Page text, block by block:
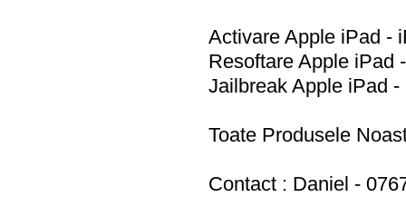
Activare Apple iPad -
Resoftare Apple iPad
Jailbreak Apple iPad
Toate Produsele
Contact : Daniel -